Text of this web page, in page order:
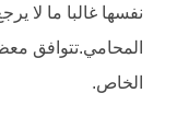
نفسها غالبا ما لا
المحامي.تتوافق
الخاص.